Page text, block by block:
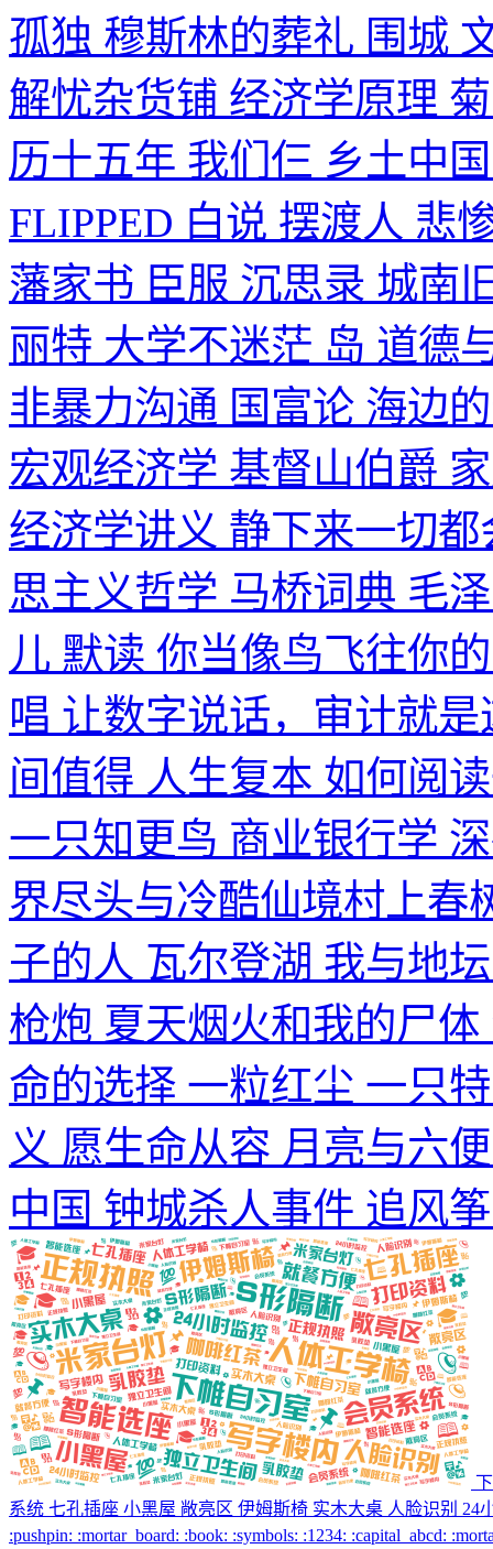
孤独 穆斯林的葬礼 围城
解忧杂货铺 经济学原理
历十五年 我们仨 乡土中
FLIPPED 白说 摆渡人 悲
藩家书 臣服 沉思录 城南
丽特 大学不迷茫 岛 道德
非暴力沟通 国富论 海边
宏观经济学 基督山伯爵
经济学讲义 静下来一切
思主义哲学 马桥词典 毛
儿 默读 你当像鸟飞往你
唱 让数字说话，审计就
间值得 人生复本 如何阅
一只知更鸟 商业银行学
界尽头与冷酷仙境村上春
子的人 瓦尔登湖 我与地
枪炮 夏天烟火和我的尸
命的选择 一粒红尘 一只
义 愿生命从容 月亮与六
中国 钟城杀人事件 追风
系统 七孔插座 小黑屋 敞亮区 伊姆斯椅 实木大桌 人脸识别 24
:pushpin: :mortar_board: :book: :symbols: :1234: :capital_abcd: